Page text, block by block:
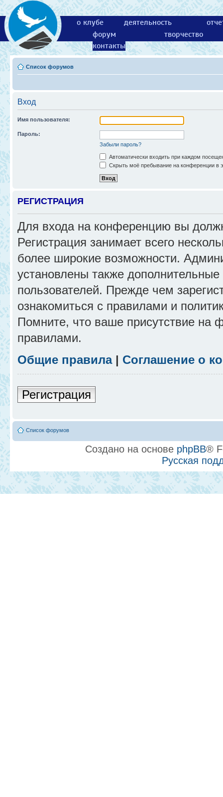
о клубе деятельность
форум
творчество
контакты
Список форумов
Вход
Имя пользователя:
Пароль:
Забыли пароль?
Автоматически входить при каждом
Скрыть моё пребывание на конференции в
РЕГИСТРАЦИЯ
Для входа на конференцию вы
Регистрация занимает всего
более широкие возможности.
установлены также
пользователей. Прежде чем
ознакомиться с правилами и
Помните, что ваше присутствие на
правилами.
Общие правила| Соглашение о
Регистрация
Список форумов
Создано на основе phpBB®
Русская